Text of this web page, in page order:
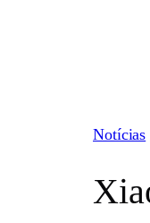
Notícias